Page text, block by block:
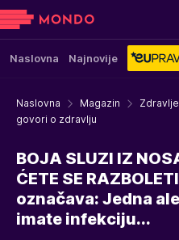
Naslovna Najnovije
Naslovna Magazin Zdravlje
govori o zdravlju
BOJA SLUZI IZ
ĆETE SE
označava: Jedna
imate infekciju...